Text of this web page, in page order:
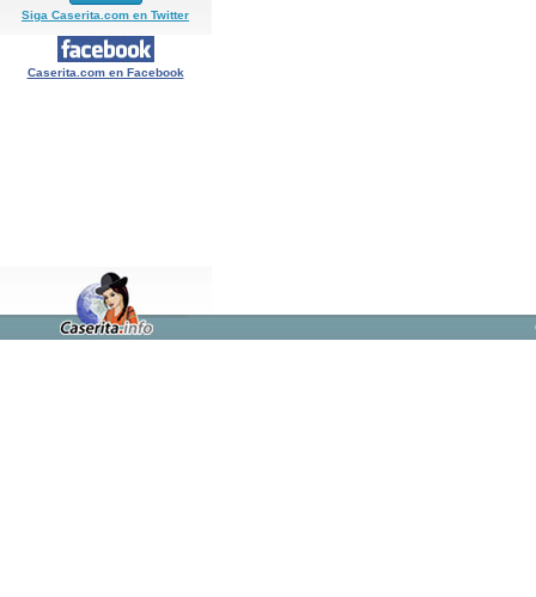
Siga Caserita.com en Twitter
Caserita.com en Facebook